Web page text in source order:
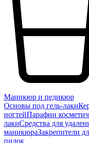
Маникюр и педикюр
Основы под гель-лаки
ногтейПарафин
лакиСредства для
маникюраЗакрепители
пилок